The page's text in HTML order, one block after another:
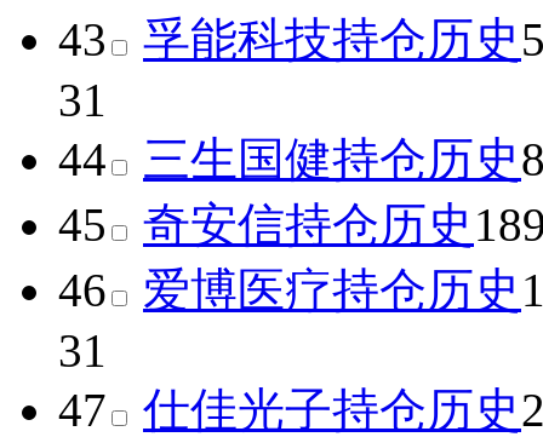
43 孚能科技持仓历史
31
44
三生国健持仓历史
45
奇安信持仓历史
46
爱博医疗持仓历史
31
47
仕佳光子持仓历史